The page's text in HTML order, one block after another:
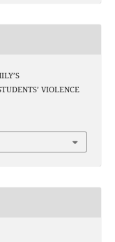
VIOLENCE